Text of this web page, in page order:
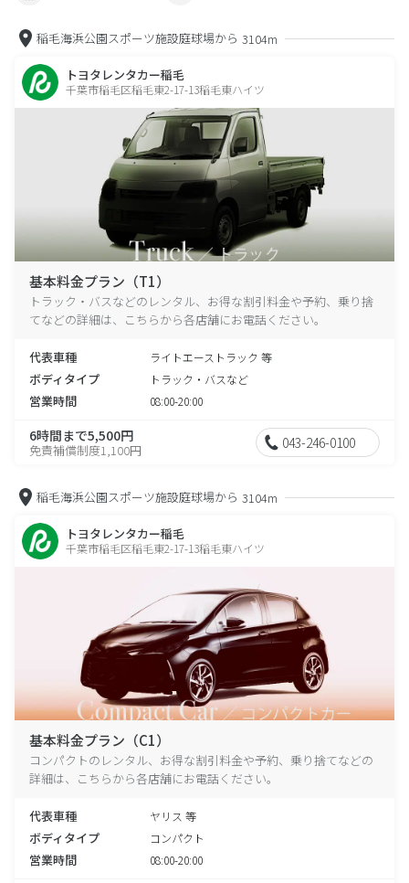
稲毛海浜公園スポーツ施設庭球場から 3104m
トヨタレンタカー稲毛
千葉市稲毛区稲毛東2-17-13稲毛東ハイツ
基本料金プラン（T1）
トラック・バスなどのレンタル、お得な割引料金や予約、乗り捨
てなどの詳細は、こちらから各店舗にお電話ください。
代表車種 ライトエーストラック 等
ボディタイプ トラック・バスなど
営業時間 08:00-20:00
6時間まで5,500円
免責補償制度1,100円 043-246-0100
稲毛海浜公園スポーツ施設庭球場から 3104m
トヨタレンタカー稲毛
千葉市稲毛区稲毛東2-17-13稲毛東ハイツ
基本料金プラン（C1）
コンパクトのレンタル、お得な割引料金や予約、乗り捨てなどの
詳細は、こちらから各店舗にお電話ください。
代表車種 ヤリス 等
ボディタイプ コンパクト
営業時間 08:00-20:00